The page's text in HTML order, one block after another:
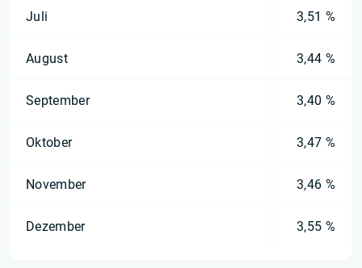
Juli 3,51 %
August 3,44 %
September 3,40 %
Oktober 3,47 %
November 3,46 %
Dezember 3,55 %